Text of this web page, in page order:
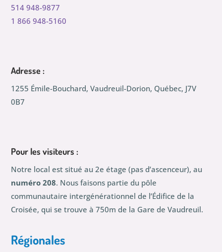
514 948-9877
1 866 948-5160
Adresse :
1255 Émile-Bouchard, Vaudreuil-Dorion, Québec, J7V
0B7
Pour les visiteurs :
Notre local est situé au 2e étage (pas d’ascenceur), au
numéro 208. Nous faisons partie du pôle
communautaire intergénérationnel de l’Édifice de la
Croisée, qui se trouve à 750m de la Gare de Vaudreuil.
Régionales